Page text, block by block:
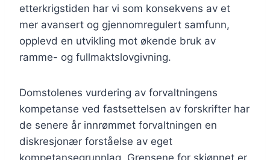
etterkrigstiden har vi som konsekvens av et
mer avansert og gjennomregulert samfunn,
opplevd en utvikling mot økende bruk av
ramme- og fullmaktslovgivning.
Domstolenes vurdering av forvaltningens
kompetanse ved fastsettelsen av forskrifter har
de senere år innrømmet forvaltningen en
diskresjonær forståelse av eget